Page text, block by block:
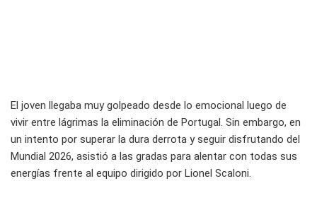
El joven llegaba muy golpeado desde lo emocional luego de
vivir entre lágrimas la eliminación de Portugal. Sin embargo, en
un intento por superar la dura derrota y seguir disfrutando del
Mundial 2026, asistió a las gradas para alentar con todas sus
energías frente al equipo dirigido por Lionel Scaloni.